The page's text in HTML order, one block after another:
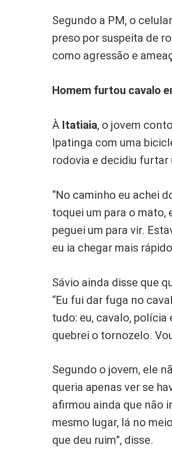
Segundo a PM, o
preso por suspeita de
como agressão e
Homem furtou cavalo
À Itatiaia, o jovem
Ipatinga com uma
rodovia e decidiu furtar
“No caminho eu achei
toquei um para o mato,
peguei um para vir.
eu ia chegar mais
Sávio ainda disse que
“Eu fui dar fuga no
tudo: eu, cavalo,
quebrei o tornozelo.
Segundo o jovem, ele
queria apenas ver se
afirmou ainda que não
mesmo lugar, lá no
que deu ruim”, disse.